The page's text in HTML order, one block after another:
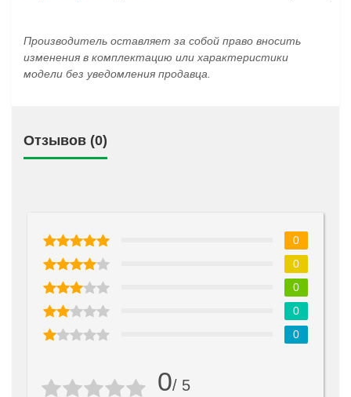
Производитель оставляет за собой право вносить
изменения в комплектацию или характеристики
модели без уведомления продавца.
Отзывов (0)
0/ 5
0
0
0
0
0